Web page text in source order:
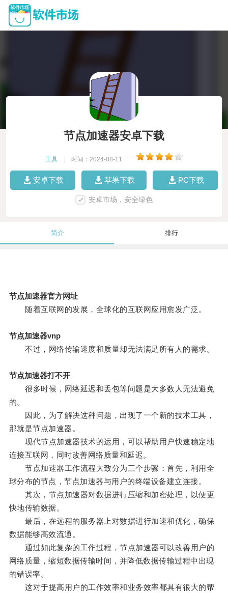
节点加速器安卓下载
工具 时间：2024-08-11
安卓下载 苹果下载 PC下载
安卓市场，安全绿色
简介 排行
节点加速器官方网址
随着互联网的发展，全球化的互联网应用愈发广泛。
节点加速器vnp
不过，网络传输速度和质量却无法满足所有人的需求。
节点加速器打不开
很多时候，网络延迟和丢包等问题是大多数人无法避免
的。
因此，为了解决这种问题，出现了一个新的技术工具，
那就是节点加速器。
现代节点加速器技术的运用，可以帮助用户快速稳定地
连接互联网，同时改善网络质量和延迟。
节点加速器工作流程大致分为三个步骤：首先，利用全
球分布的节点，节点加速器与用户的终端设备建立连接。
其次，节点加速器对数据进行压缩和加密处理，以便更
快地传输数据。
最后，在远程的服务器上对数据进行加速和优化，确保
数据能够高效流通。
通过如此复杂的工作过程，节点加速器可以改善用户的
网络质量，缩短数据传输时间，并降低数据传输过程中出现
的错误率。
这对于提高用户的工作效率和业务效率都具有很大的帮